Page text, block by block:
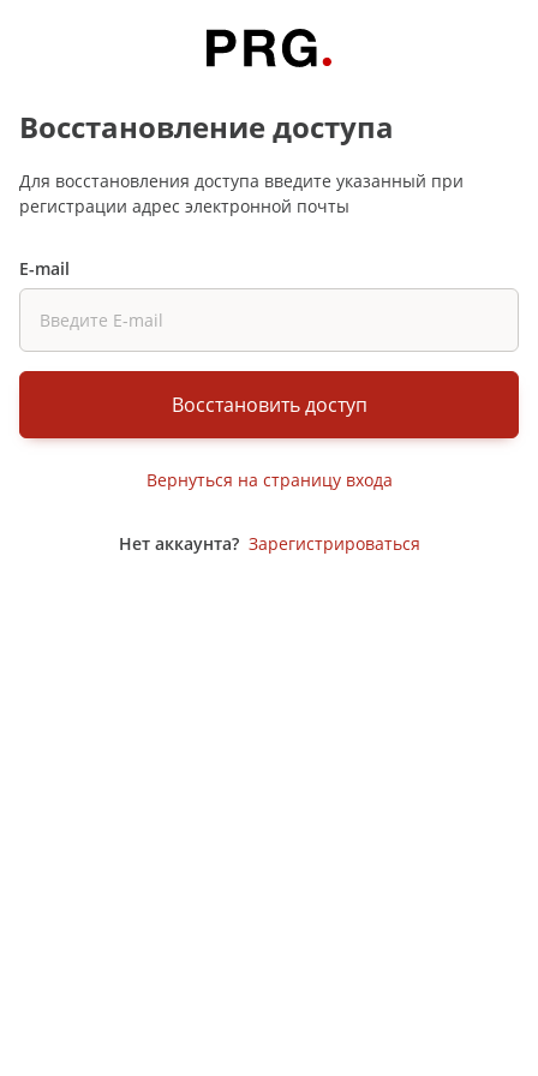
Восстановление доступа
Для восстановления доступа введите указанный при
регистрации адрес электронной почты
E-mail
Восстановить доступ
Вернуться на страницу входа
Нет аккаунта? Зарегистрироваться